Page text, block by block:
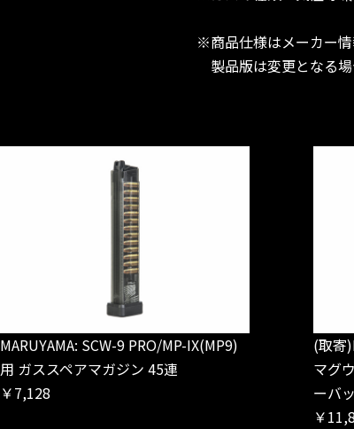
※商品仕様はメーカー情
製品版は変更となる場
MARUYAMA: SCW-9 PRO/MP-IX(MP9)
用 ガススペアマガジン 45連
￥7,128
(取寄
マグ
ーバ
￥